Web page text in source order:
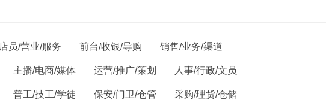
店员/营业/服务 前台/收银/导购 销售/业务/渠道
主播/电商/媒体 运营/推广/策划 人事/行政/文员
普工/技工/学徒 保安/门卫/仓管 采购/理货/仓储